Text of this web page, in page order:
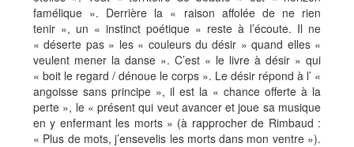
famélique ». Derrière la « raison affolée de ne rien
tenir », un « instinct poétique » reste à l’écoute. Il ne
« déserte pas » les « couleurs du désir » quand elles «
veulent mener la danse ». C’est « le livre à désir » qui
« boit le regard / dénoue le corps ». Le désir répond à l’ «
angoisse sans principe », il est la « chance offerte à la
perte », le « présent qui veut avancer et joue sa musique
en y enfermant les morts » (à rapprocher de Rimbaud :
« Plus de mots, j’ensevelis les morts dans mon ventre »).